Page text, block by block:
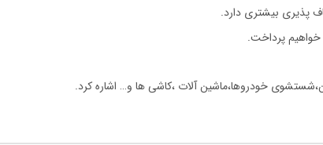
پذیری بیشتری دارد.
خواهیم پرداخت.
خودروها،ماشین آلات ،کاشی ها و… اشاره کرد.